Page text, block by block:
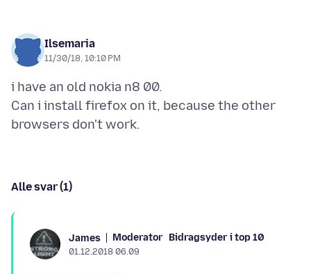
Ilsemaria
11/30/18, 10:10 PM
i have an old nokia n8 00.
Can i install firefox on it, because the other
Alle svar (1)
James Moderator Bidragsyder i top 10
01.12.2018 06.09